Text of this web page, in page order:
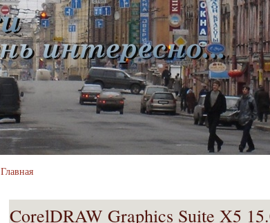
Главная
CorelDRAW Graphics Suite X5